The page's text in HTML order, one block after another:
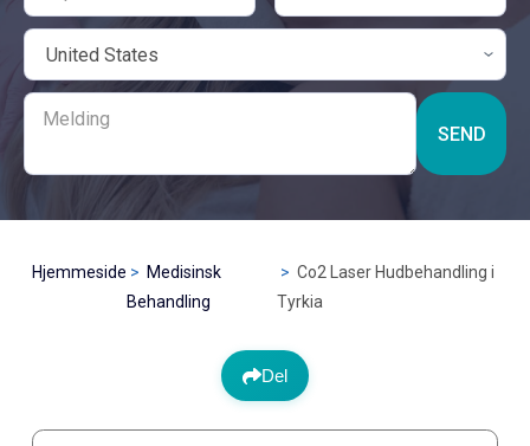
SEND
Hjemmeside
Medisinsk
Behandling
Co2 Laser Hudbehandling i
Tyrkia
Del